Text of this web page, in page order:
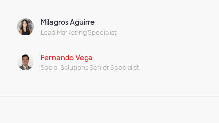
Milagros Aguirre
Lead Marketing Specialist
Fernando Vega
Social Solutions Senior Specialist